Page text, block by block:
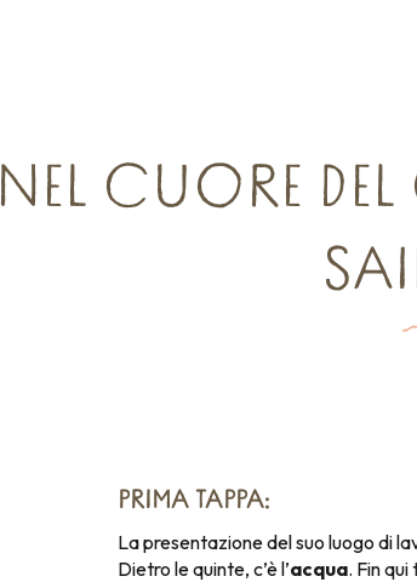
NEL CUORE
PRIMA TAPPA:
La presentazione del suo luogo di
Dietro le quinte, c’è l’acqua. Fin